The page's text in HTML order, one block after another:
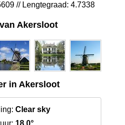
// Lengtegraad: 4.7338
Akersloot
in Akersloot
Clear sky